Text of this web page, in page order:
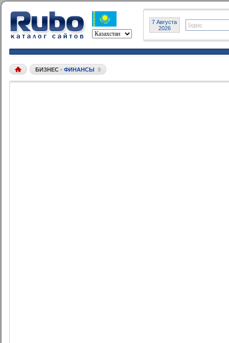
7 Августа
2026
БИЗНЕС • ФИНАНСЫ 9